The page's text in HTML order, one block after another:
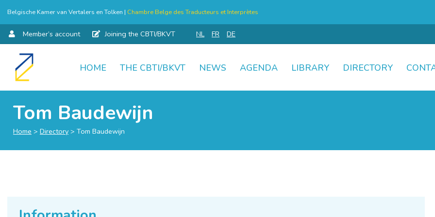
Belgische Kamer van Vertalers en Tolken | Chambre Belge des Traducteurs et Interprètes
Member’s account Joining the CBTI/BKVT NL FR DE
Skip
HOME THE CBTI/BKVT NEWS AGENDA LIBRARY DIRECTORY
Tom Baudewijn
Home > Directory > Tom Baudewijn